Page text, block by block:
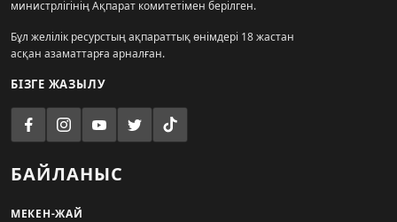
министрлігінің Ақпарат комитетімен берілген.
Бұл желілік ресурстың ақпараттық өнімдері 18 жастан
асқан азаматтарға арналған.
БІЗГЕ ЖАЗЫЛУ
БАЙЛАНЫС
МЕКЕН-ЖАЙ